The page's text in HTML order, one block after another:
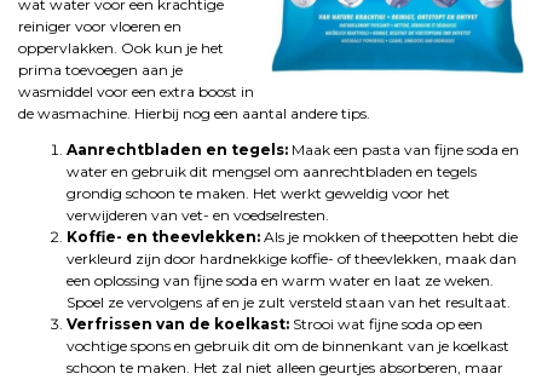
wat water voor een krachtige
reiniger voor vloeren en
oppervlakken. Ook kun je het
prima toevoegen aan je
wasmiddel voor een extra boost in
de wasmachine. Hierbij nog een aantal andere tips.
Aanrechtbladen en tegels: Maak een pasta van fijne soda en
water en gebruik dit mengsel om aanrechtbladen en tegels
grondig schoon te maken. Het werkt geweldig voor het
verwijderen van vet- en voedselresten.
Koffie- en theevlekken: Als je mokken of theepotten hebt die
verkleurd zijn door hardnekkige koffie- of theevlekken, maak dan
een oplossing van fijne soda en warm water en laat ze weken.
Spoel ze vervolgens af en je zult versteld staan van het resultaat.
Verfrissen van de koelkast: Strooi wat fijne soda op een
vochtige spons en gebruik dit om de binnenkant van je koelkast
schoon te maken. Het zal niet alleen geurtjes absorberen, maar